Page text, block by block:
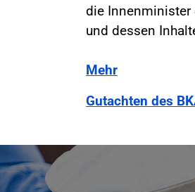
die Innenminister
und dessen
Mehr
Gutachten des